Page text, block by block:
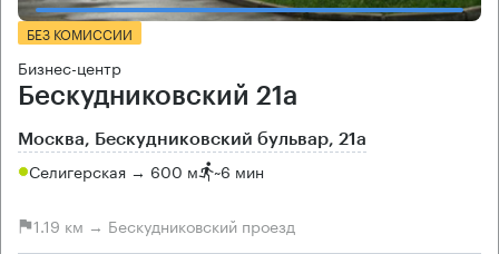
БЕЗ КОМИССИИ
Бизнес-центр
Бескудниковский 21а
Москва, Бескудниковский бульвар, 21а
Селигерская → 600 м ~6 мин
1.19 км → Бескудниковский проезд